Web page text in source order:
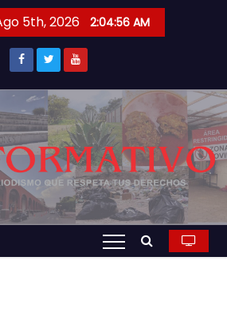
5th, 2026 2:04:57 AM